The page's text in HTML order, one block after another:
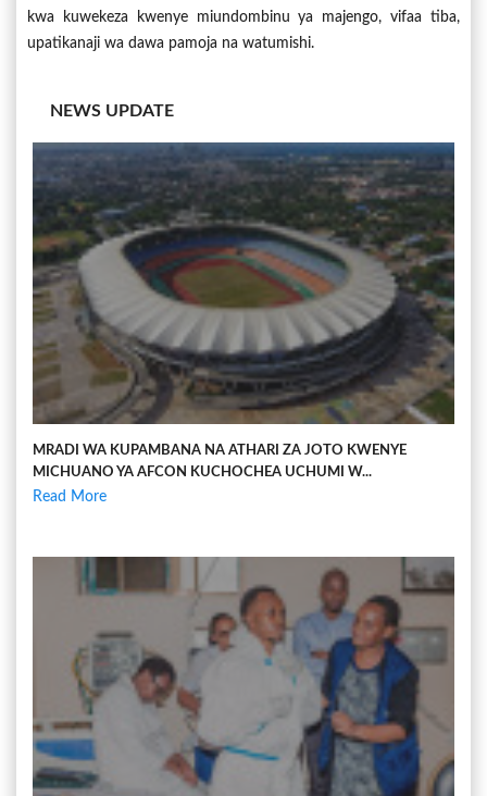
kwa kuwekeza kwenye miundombinu ya majengo, vifaa tiba,
upatikanaji wa dawa pamoja na watumishi.
NEWS UPDATE
MRADI WA KUPAMBANA NA ATHARI ZA JOTO KWENYE
MICHUANO YA AFCON KUCHOCHEA UCHUMI W...
Read More